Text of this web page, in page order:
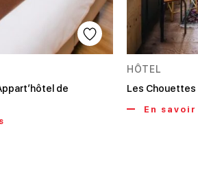
de
HÔTEL
Les
En